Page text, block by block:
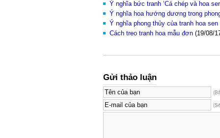
Ý nghĩa bức tranh ‘Cá chép và hoa
Ý nghĩa hoa hướng dương trong
Ý nghĩa phong thủy của tranh hoa sen
Cách treo tranh hoa mẫu đơn (19/08/
Gửi thảo luận